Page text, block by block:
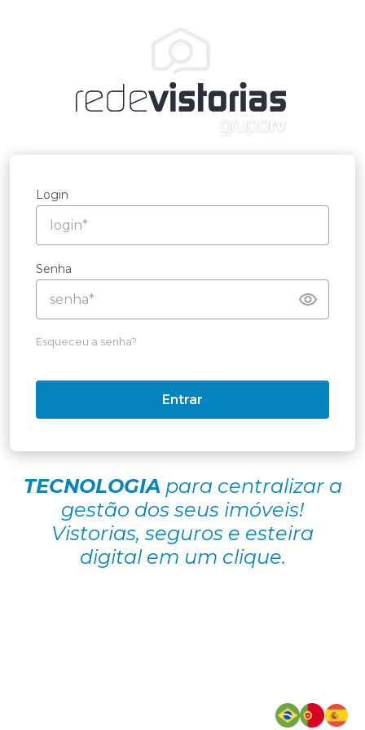
Login
Senha
Esqueceu a senha?
Entrar
TECNOLOGIA para centralizar a
gestão dos seus imóveis!
Vistorias, seguros e esteira
digital em um clique.